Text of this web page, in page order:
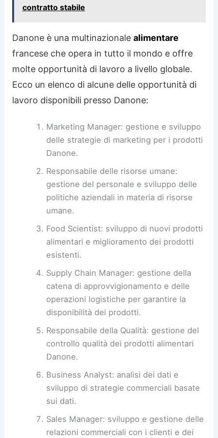
contratto stabile
Danone è una multinazionalealimentare
francese che opera in tutto il mondo e offre
molte opportunità di lavoro a livello globale.
Ecco un elenco di alcune delle opportunità di
lavoro disponibili presso Danone:
Marketing Manager: gestione e sviluppo
delle strategie di marketing per i prodotti
Danone.
Responsabile delle risorse umane:
gestione del personale e sviluppo delle
politiche aziendali in materia di risorse
umane.
Food Scientist: sviluppo di nuovi prodotti
alimentari e miglioramento dei prodotti
esistenti.
Supply Chain Manager: gestione della
catena di approvvigionamento e delle
operazioni logistiche per garantire la
disponibilità dei prodotti.
Responsabile della Qualità: gestione del
controllo qualità dei prodotti alimentari
Danone.
Business Analyst: analisi dei dati e
sviluppo di strategie commerciali basate
sui dati.
Sales Manager: sviluppo e gestione delle
relazioni commerciali con i clienti e dei